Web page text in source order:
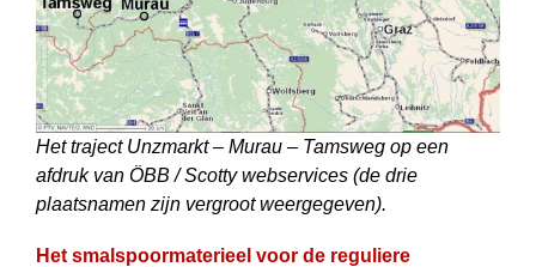
Het traject Unzmarkt – Murau – Tamsweg op een
afdruk van ÖBB / Scotty webservices (de drie
plaatsnamen zijn vergroot weergegeven).
Het smalspoormaterieel voor de reguliere